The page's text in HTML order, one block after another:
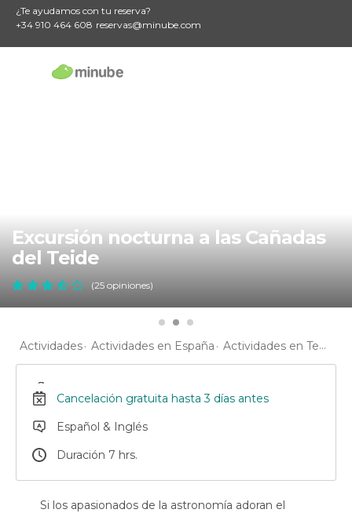
¿Te ayudamos con tu reserva?
+34 910 464 608 reservas@minube.com
Excursión nocturna a las Cañadas
del Teide
(25 opiniones)
Actividades Actividades en España Actividades en Tenerife
Cancelación gratuita hasta 3 días antes
Español & Inglés
Duración 7 hrs.
Si los apasionados de la astronomía adoran el